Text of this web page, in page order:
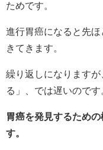
ためです。
進行胃癌になると先
きてきます。
繰り返しになります
る」、では遅いのです
胃癌を発見するため
す。